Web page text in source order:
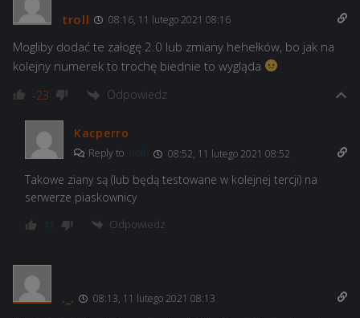
troll 08:16, 11 lutego 2021 08:16
Mogliby dodać te załogę 2.0 lub zmiany hehełków, bo jak na
kolejny numerek to trochę biednie to wygląda
-23 Odpowiedz
Kacperro
Reply to troll 08:52, 11 lutego 2021 08:52
Takowe ziany są (lub będą testowane w kolejnej tercji) na
serwerze piaskownicy
11 Odpowiedz
._. 08:13, 11 lutego 2021 08:13